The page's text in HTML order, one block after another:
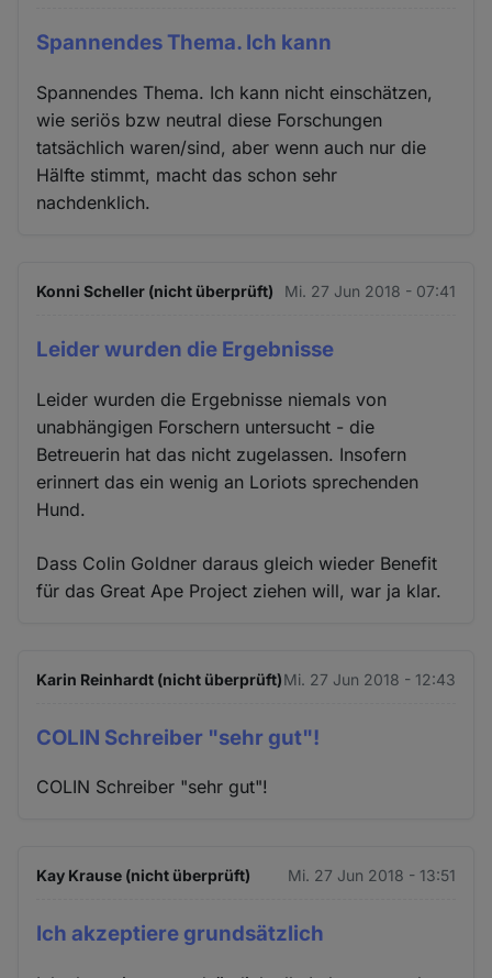
Spannendes Thema. Ich kann
Spannendes Thema. Ich kann nicht einschätzen,
wie seriös bzw neutral diese Forschungen
tatsächlich waren/sind, aber wenn auch nur die
Hälfte stimmt, macht das schon sehr
nachdenklich.
Konni Scheller (nicht überprüft) Mi. 27 Jun 2018 - 07:41
Leider wurden die Ergebnisse
Leider wurden die Ergebnisse niemals von
unabhängigen Forschern untersucht - die
Betreuerin hat das nicht zugelassen. Insofern
erinnert das ein wenig an Loriots sprechenden
Hund.
Dass Colin Goldner daraus gleich wieder Benefit
für das Great Ape Project ziehen will, war ja klar.
Karin Reinhardt (nicht überprüft)Mi. 27 Jun 2018 - 12:43
COLIN Schreiber "sehr gut"!
COLIN Schreiber "sehr gut"!
Kay Krause (nicht überprüft) Mi. 27 Jun 2018 - 13:51
Ich akzeptiere grundsätzlich